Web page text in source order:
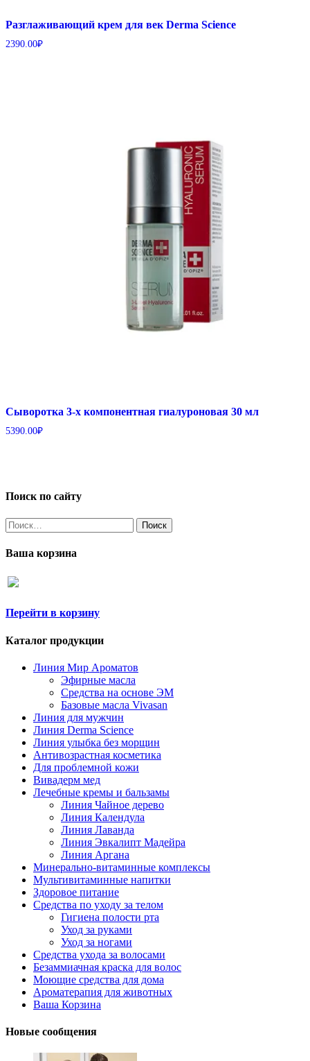
Разглаживающий крем для век Derma Science
2390.00₽
Сыворотка 3-х компонентная гиалуроновая 30 мл
5390.00₽
Поиск по сайту
Найти:
Ваша корзина
Перейти в корзину
Каталог продукции
Линия Мир Ароматов
Эфирные масла
Средства на основе ЭМ
Базовые масла Vivasan
Линия для мужчин
Линия Derma Science
Линия улыбка без морщин
Антивозрастная косметика
Для проблемной кожи
Вивадерм мед
Лечебные кремы и бальзамы
Линия Чайное дерево
Линия Календула
Линия Лаванда
Линия Эвкалипт Мадейра
Линия Аргана
Минерально-витаминные комплексы
Мультивитаминные напитки
Здоровое питание
Средства по уходу за телом
Гигиена полости рта
Уход за руками
Уход за ногами
Средства ухода за волосами
Безаммиачная краска для волос
Моющие средства для дома
Ароматерапия для животных
Ваша Корзина
Новые сообщения